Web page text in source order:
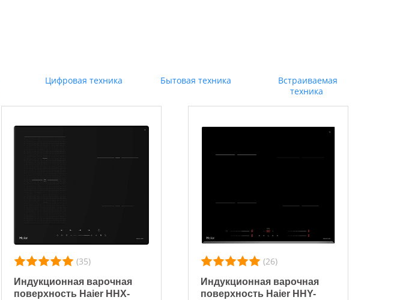
Цифровая техника Бытовая техника
Встраиваемая
техника
(35)
Индукционная варочная
поверхность Haier HHX-
(26)
Индукционная варочная
поверхность Haier HHY-